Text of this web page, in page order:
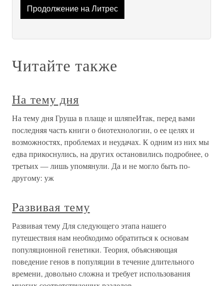
Продолжение на Литрес
Читайте также
На тему дня
На тему дня Груша в плаще и шляпеИтак, перед вами
последняя часть книги о биотехнологии, о ее целях и
возможностях, проблемах и неудачах. К одним из них мы
едва прикоснулись, на других остановились подробнее, о
третьих — лишь упомянули. Да и не могло быть по-
другому: уж
Развивая тему
Развивая тему Для следующего этапа нашего
путешествия нам необходимо обратиться к основам
популяционной генетики. Теория, объясняющая
поведение генов в популяции в течение длительного
времени, довольно сложна и требует использования